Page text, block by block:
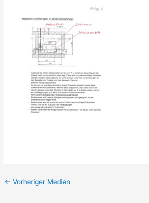
← Vorheriger Medien